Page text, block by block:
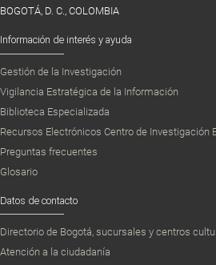
BOGOTÁ, D. C., COLOMBIA
Información de interés y ayuda
Gestión de la Investigación
Vigilancia Estratégica de la Información
Biblioteca Especializada
Recursos Electrónicos Centro de Investigación
Preguntas frecuentes
Glosario
Datos de contacto
Directorio de Bogotá, sucursales y centros
Atención a la ciudadanía